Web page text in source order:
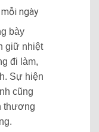
ngày
bày
giữ nhiệt
đi làm,
Sự hiện
cũng
thương